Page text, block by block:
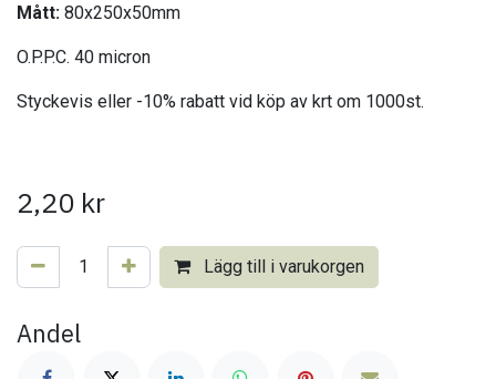
Mått: 80x250x50mm
O.P.P.C. 40 micron
Styckevis eller -10% rabatt vid köp av krt om 1000st.
2,20 kr
Lägg till i varukorgen
Andel